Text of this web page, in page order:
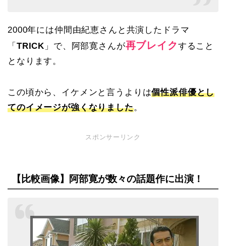
2000年には仲間由紀恵さんと共演したドラマ
「 TRICK 」で、阿部寛さんが再ブレイクすること
となります。
この頃から、イケメンと言うよりは個性派俳優とし
てのイメージが強くなりました。
スポンサーリンク
【比較画像】阿部寛が数々の話題作に出演！